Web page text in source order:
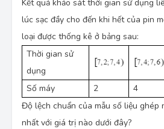
Kết quả khảo sát thời gian sử dụng
lúc sạc đầy cho đến khi hết của pin
loại được thống kê ở bảng sau:
Thời gian sử
dụng
Số máy
2 4
Độ lệch chuẩn của mẫu số liệu ghép
nhất với giá trị nào dưới đây?